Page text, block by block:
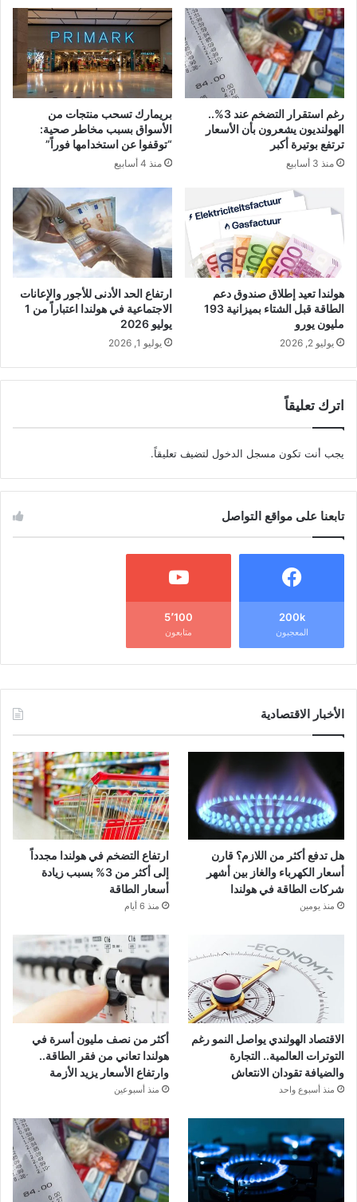
رغم استقرار التضخم عند 3%..
الهولنديون يشعرون بأن الأسعار
ترتفع بوتيرة أكبر
منذ 3 أسابيع
بريمارك تسحب منتجات من
الأسواق بسبب مخاطر صحية:
“توقفوا عن استخدامها فوراً”
منذ 4 أسابيع
هولندا تعيد إطلاق صندوق دعم
الطاقة قبل الشتاء بميزانية 193
مليون يورو
يوليو 2, 2026
ارتفاع الحد الأدنى للأجور والإعانات
الاجتماعية في هولندا اعتباراً من 1
يوليو 2026
يوليو 1, 2026
اترك تعليقاً
يجب أنت تكون مسجل الدخول لتضيف تعليقاً.
تابعنا على مواقع التواصل
200k
المعجبون
5٬100
متابعون
الأخبار الاقتصادية
هل تدفع أكثر من اللازم؟ قارن
أسعار الكهرباء والغاز بين أشهر
شركات الطاقة في هولندا
منذ يومين
ارتفاع التضخم في هولندا مجدداً
إلى أكثر من 3% بسبب زيادة
أسعار الطاقة
منذ 6 أيام
الاقتصاد الهولندي يواصل النمو رغم
التوترات العالمية.. التجارة
والضيافة تقودان الانتعاش
منذ أسبوع واحد
أكثر من نصف مليون أسرة في
هولندا تعاني من فقر الطاقة..
وارتفاع الأسعار يزيد الأزمة
منذ أسبوعين